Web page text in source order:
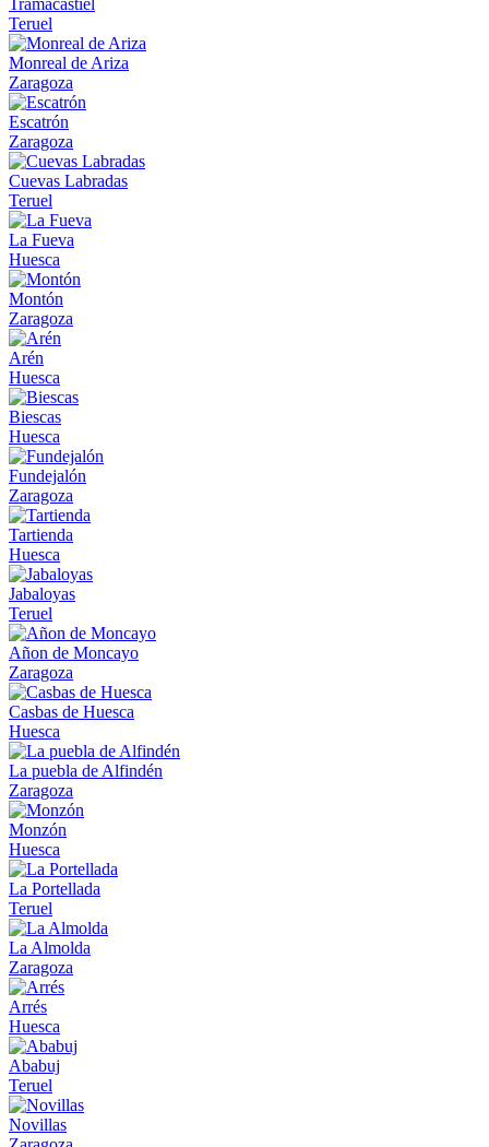
Teruel
Monreal de Ariza
Zaragoza
Escatrón
Zaragoza
Cuevas Labradas
Teruel
La Fueva
Huesca
Montón
Zaragoza
Arén
Huesca
Biescas
Huesca
Fundejalón
Zaragoza
Tartienda
Huesca
Jabaloyas
Teruel
Añon de Moncayo
Zaragoza
Casbas de Huesca
Huesca
La puebla de Alfindén
Zaragoza
Monzón
Huesca
La Portellada
Teruel
La Almolda
Zaragoza
Arrés
Huesca
Ababuj
Teruel
Novillas